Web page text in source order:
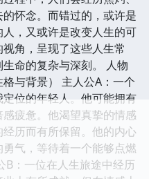
怀念。而错过的，或许是
，又或许是改变人生的可
角，呈现了这些人生常
命的复杂与深刻。 人物
与背景） 主人公A：一个
位的年轻人。他可能拥有
疲惫。他渴望真挚的情感
历而有所保留。他的内心
气，等待着一个能够点燃
B：一位在人生旅途中经历